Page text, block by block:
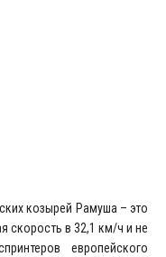
козырей Рамуша – это
скорость в 32,1 км/ч и не
европейского